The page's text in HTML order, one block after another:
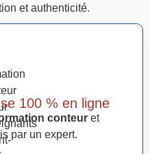
et authenticité.
100 % en ligne
conteur et
par un expert.